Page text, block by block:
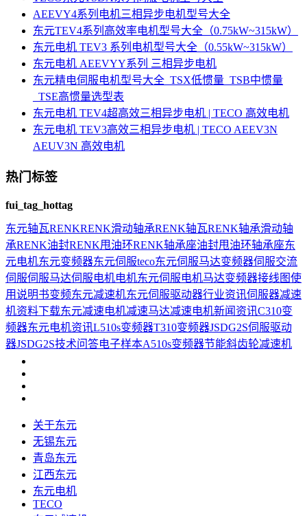
AEEVY4系列电机三相异步电机型号大全
东元TEV4系列高效率电机型号大全（0.75kW~315kW）
东元电机 TEV3 系列电机型号大全（0.55kW~315kW）
东元电机 AEEVYY系列 三相异步电机
东元精电伺服电机型号大全_TSX低惯量_TSB中惯量
_TSE高惯量选型表
东元电机 TEV4超高效三相异步电机 | TECO 高效电机
东元电机 TEV3高效三相异步电机 | TECO AEEV3N
AEUV3N 高效电机
热门标签
fui_tag_hottag
东元轴瓦RENKRENK滑动轴承RENK轴瓦RENK轴承滑动轴
承RENK油封RENK甩油环RENK轴承座油封甩油环轴承座东
元电机东元变频器东元伺服teco东元伺服马达变频器伺服交流
伺服伺服马达伺服电机电机东元伺服电机马达变频器接线图使
用说明书变频东元减速机东元伺服驱动器行业资讯伺服器减速
机资料下载东元减速电机减速马达减速电机新闻资讯C310变
频器东元电机资讯L510s变频器T310变频器JSDG2S伺服驱动
器JSDG2S技术问答电子样本A510s变频器节能斜齿轮减速机
关于东元
无锡东元
青岛东元
江西东元
东元电机
TECO